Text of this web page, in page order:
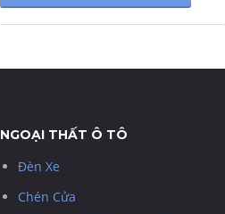
NGOẠI THẤT Ô TÔ
Đèn Xe
Chén Cửa